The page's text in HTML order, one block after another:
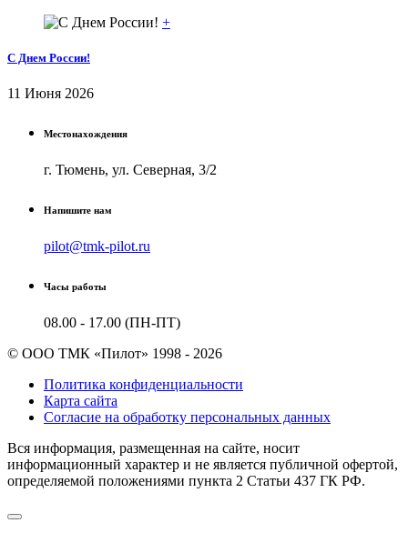
+
С Днем России!
11 Июня 2026
Местонахождения
г. Тюмень, ул. Северная, 3/2
Напишите нам
pilot@tmk-pilot.ru
Часы работы
08.00 - 17.00 (ПН-ПТ)
© ООО ТМК «Пилот» 1998 - 2026
Политика конфиденциальности
Карта сайта
Согласие на обработку персональных данных
Вся информация, размещенная на сайте, носит
информационный характер и не является публичной офертой,
определяемой положениями пункта 2 Cтатьи 437 ГК РФ.